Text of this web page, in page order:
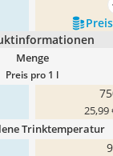
Menge
Preis pro 1 l
25,99
Trinktemperatur